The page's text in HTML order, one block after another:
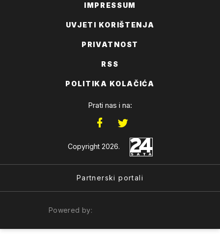
IMPRESSUM
UVJETI KORIŠTENJA
PRIVATNOST
RSS
POLITIKA KOLAČIĆA
Prati nas i na:
Copyright 2026.
Partnerski portali
Powered by: